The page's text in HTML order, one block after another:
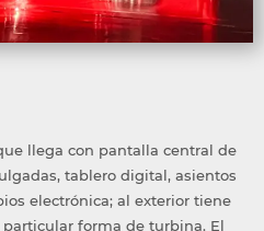
llega con pantalla central de
tablero digital, asientos
electrónica; al exterior tiene
forma de turbina. El